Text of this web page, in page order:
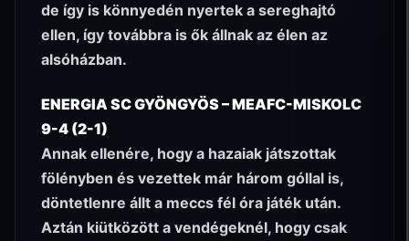
de így is könnyedén nyertek a sereghajtó
ellen, így továbbra is ők állnak az élen az
alsóházban.
ENERGIA SC GYÖNGYÖS – MEAFC-MISKOLC
9-4 (2-1)
Annak ellenére, hogy a hazaiak játszottak
fölényben és vezettek már három góllal is,
döntetlenre állt a meccs fél óra játék után.
Aztán kiütközött a vendégeknél, hogy csak